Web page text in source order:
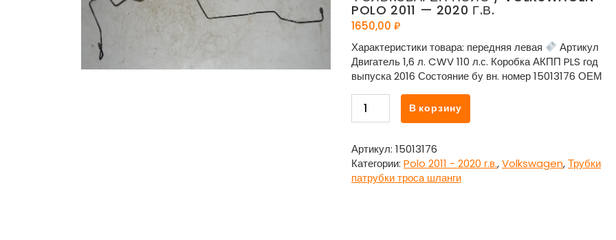
POLO 2011 — 2020 Г.В.
1650,00 ₽
Характеристики товара: передняя левая
Артикул
Двигатель 1,6 л. CWV 110 л.с. Коробка АКПП PLS год
выпуска 2016 Состояние бу вн. номер 15013176 ОЕМ
Количество
товара
тормозная
передняя
левая
Фольксваген
В корзину
Артикул: 15013176
Категории: Polo 2011 - 2020 г.в.,Volkswagen,Трубки
патрубки троса шланги